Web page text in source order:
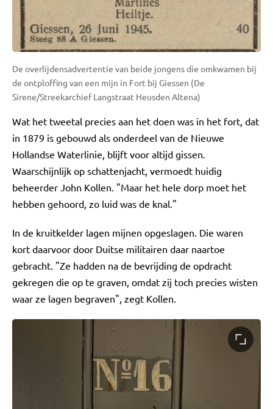
De overlijdensadvertentie van beide jongens die omkwamen bij
de ontploffing van een mijn in Fort bij Giessen (De
Sirene/Streekarchief Langstraat Heusden Altena)
Wat het tweetal precies aan het doen was in het fort, dat
in 1879 is gebouwd als onderdeel van de Nieuwe
Hollandse Waterlinie, blijft voor altijd gissen.
Waarschijnlijk op schattenjacht, vermoedt huidig
beheerder John Kollen. "Maar het hele dorp moet het
hebben gehoord, zo luid was de knal."
In de kruitkelder lagen mijnen opgeslagen. Die waren
kort daarvoor door Duitse militairen daar naartoe
gebracht. "Ze hadden na de bevrijding de opdracht
gekregen die op te graven, omdat zij toch precies wisten
waar ze lagen begraven", zegt Kollen.